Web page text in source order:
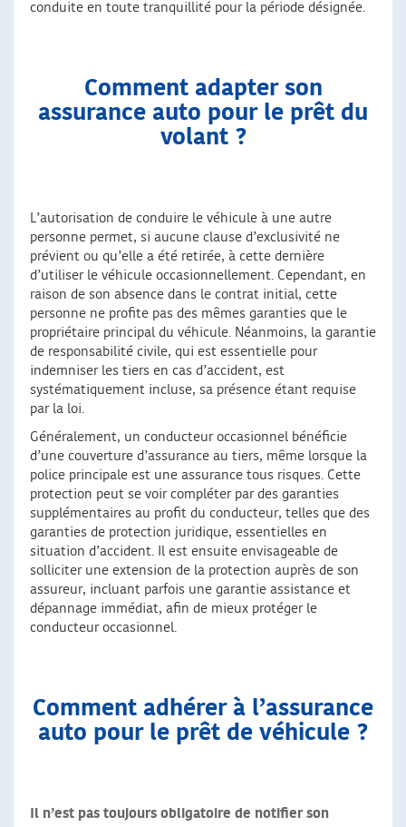
conduite en toute tranquillité pour la période désignée.
Comment adapter son
assurance auto pour le prêt du
volant ?
L’autorisation de conduire le véhicule à une autre
personne permet, si aucune clause d’exclusivité ne
prévient ou qu’elle a été retirée, à cette dernière
d’utiliser le véhicule occasionnellement. Cependant, en
raison de son absence dans le contrat initial, cette
personne ne profite pas des mêmes garanties que le
propriétaire principal du véhicule. Néanmoins, la garantie
de responsabilité civile, qui est essentielle pour
indemniser les tiers en cas d’accident, est
systématiquement incluse, sa présence étant requise
par la loi.
Généralement, un conducteur occasionnel bénéficie
d’une couverture d’assurance au tiers, même lorsque la
police principale est une assurance tous risques. Cette
protection peut se voir compléter par des garanties
supplémentaires au profit du conducteur, telles que des
garanties de protection juridique, essentielles en
situation d’accident. Il est ensuite envisageable de
solliciter une extension de la protection auprès de son
assureur, incluant parfois une garantie assistance et
dépannage immédiat, afin de mieux protéger le
conducteur occasionnel.
Comment adhérer à l’assurance
auto pour le prêt de véhicule ?
Il n’est pas toujours obligatoire de notifier son